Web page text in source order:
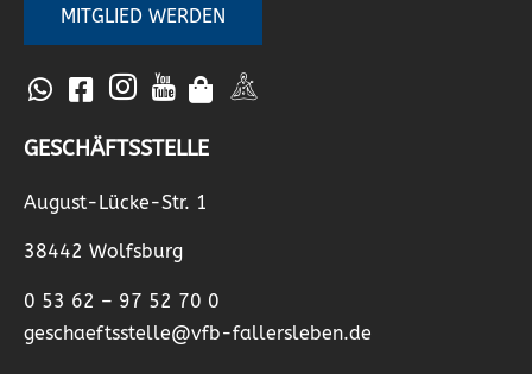
MITGLIED WERDEN
GESCHÄFTSSTELLE
August-Lücke-Str. 1
38442 Wolfsburg
0 53 62 – 97 52 70 0
geschaeftsstelle@vfb-fallersleben.de